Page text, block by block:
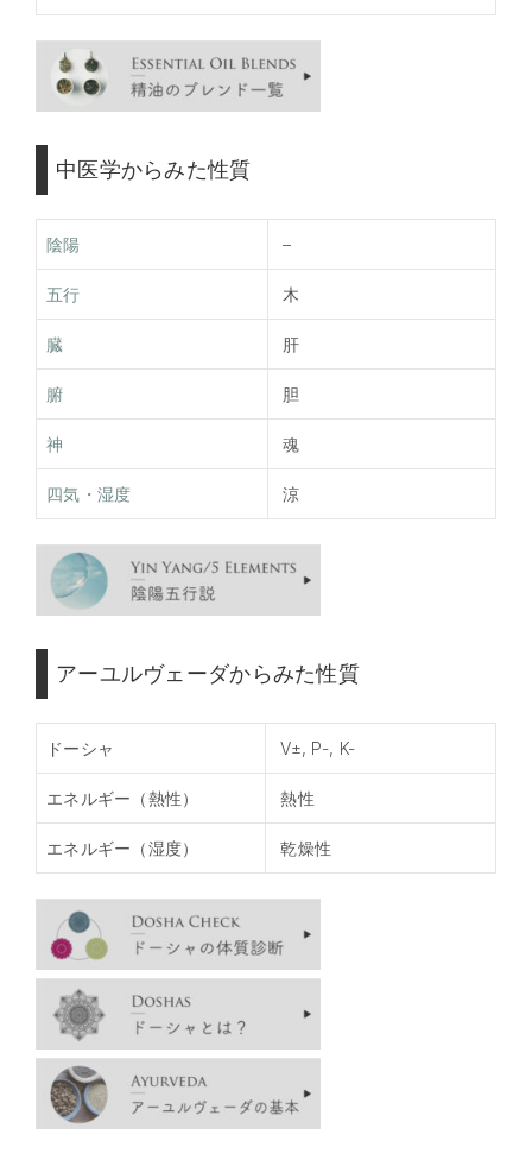
中医学からみた性質
陰陽 –
五行 木
臓 肝
腑 胆
神 魂
四気・湿度 涼
アーユルヴェーダからみた性質
ドーシャ V±, P-, K-
エネルギー（熱性） 熱性
エネルギー（湿度） 乾燥性